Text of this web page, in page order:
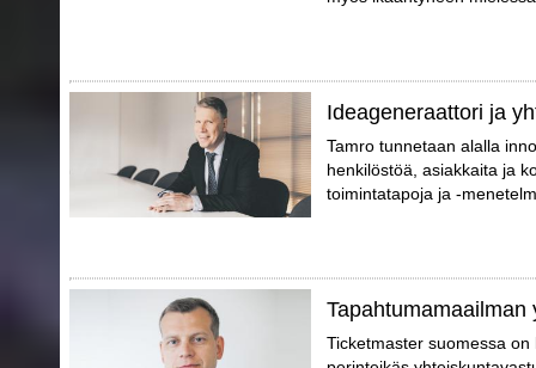
Ideageneraattori ja
Tamro tunnetaan alalla
henkilöstöä, asiakkaita ja
toimintatapoja ja -
Tapahtumamaailman
Ticketmaster suomessa